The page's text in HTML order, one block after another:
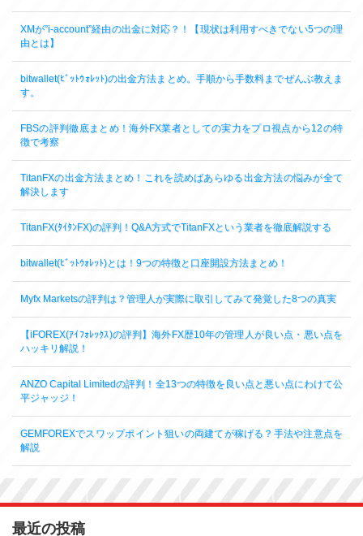
XMが”i-account”経由の出金に対応？！【現状は利用すべきでない5つの理
由とは】
bitwallet(ﾋﾞｯﾄｳｫﾚｯﾄ)の出金方法まとめ。手順から手数料までぜんぶ教えま
す。
FBSの評判徹底まとめ！海外FX業者としての実力をプロ視点から12の特
徴で考察
TitanFXの出金方法まとめ！これを読めばあらゆる出金方法の悩みが全て
解決します
TitanFX(ﾀｲﾀﾝFX)の評判！Q&A方式でTitanFXという業者を徹底解説する
bitwallet(ﾋﾞｯﾄｳｫﾚｯﾄ)とは！9つの特徴と口座開設方法まとめ！
Myfx Marketsの評判は？管理人が実際に取引してみて発覚した8つの真実
【iFOREX(ｱｲﾌｫﾚｯｸｽ)の評判】海外FX歴10年の管理人が良い点・悪い点を
ハッキリ解説！
ANZO Capital Limitedの評判！全13つの特徴を良い点と悪い点にわけて公
平ジャッジ！
GEMFOREXでスワップポイント狙いの両建てが稼げる？手法や注意点を
解説
最近の投稿